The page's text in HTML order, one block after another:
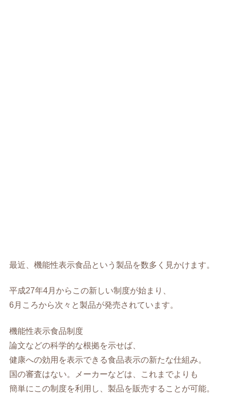
最近、機能性表示食品という製品を数多く見かけます。
平成27年4月からこの新しい制度が始まり、
6月ころから次々と製品が発売されています。
機能性表示食品制度
論文などの科学的な根拠を示せば、
健康への効用を表示できる食品表示の新たな仕組み。
国の審査はない。メーカーなどは、これまでよりも
簡単にこの制度を利用し、製品を販売することが可能。